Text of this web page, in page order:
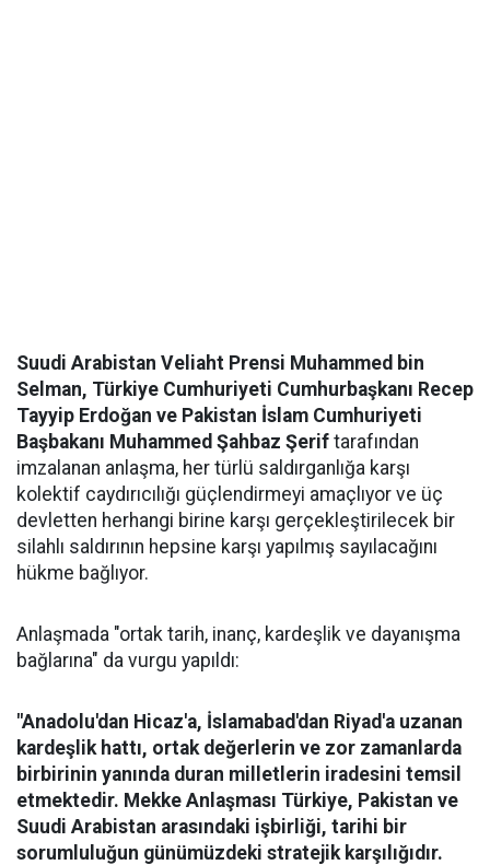
Suudi Arabistan Veliaht Prensi Muhammed bin
Selman, Türkiye Cumhuriyeti Cumhurbaşkanı Recep
Tayyip Erdoğan ve Pakistan İslam Cumhuriyeti
Başbakanı Muhammed Şahbaz Şerif tarafından
imzalanan anlaşma, her türlü saldırganlığa karşı
kolektif caydırıcılığı güçlendirmeyi amaçlıyor ve üç
devletten herhangi birine karşı gerçekleştirilecek bir
silahlı saldırının hepsine karşı yapılmış sayılacağını
hükme bağlıyor.
Anlaşmada "ortak tarih, inanç, kardeşlik ve dayanışma
bağlarına" da vurgu yapıldı:
"Anadolu'dan Hicaz'a, İslamabad'dan Riyad'a uzanan
kardeşlik hattı, ortak değerlerin ve zor zamanlarda
birbirinin yanında duran milletlerin iradesini temsil
etmektedir. Mekke Anlaşması Türkiye, Pakistan ve
Suudi Arabistan arasındaki işbirliği, tarihi bir
sorumluluğun günümüzdeki stratejik karşılığıdır.